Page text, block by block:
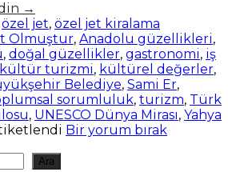
→
özel jet, özel jet kiralama
Olmuştur, Anadolu güzellikleri,
, doğal güzellikler, gastronomi, iş
kültür turizmi, kültürel değerler,
Belediye, Sami Er,
sorumluluk, turizm, Türk
, UNESCO Dünya Mirası, Yahya
Bir yorum bırak
Ara